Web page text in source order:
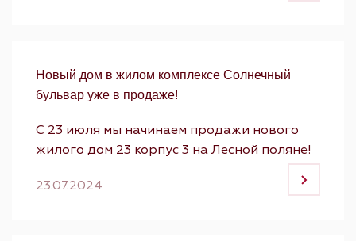
Новый дом в жилом комплексе Солнечный
бульвар уже в продаже!
С 23 июля мы начинаем продажи нового
жилого дом 23 корпус 3 на Лесной поляне!
23.07.2024